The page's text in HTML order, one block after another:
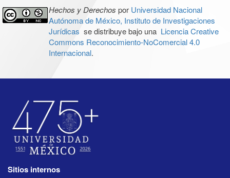
Hechos y Derechos por Universidad Nacional
Autónoma de México, Instituto de Investigaciones
Jurídicas se distribuye bajo una Licencia Creative
Commons Reconocimiento-NoComercial 4.0
Internacional.
Sitios internos